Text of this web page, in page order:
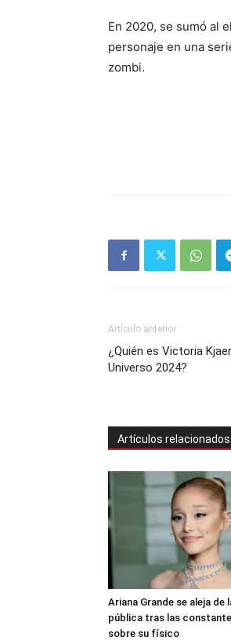
En 2020, se sumó al
personaje en una
zombi.
Artículo anterior
¿Quién es Victoria
Universo 2024?
Artículos relacionados
Ariana Grande se aleja de
pública tras las
sobre su físico